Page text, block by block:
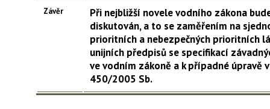
Závěr
Při nejbližší novele vodního zákona
diskutován, a to se zaměřením na
prioritních a nebezpečných prioritních
unijních předpisů se specifikací
ve vodním zákoně a k případné úpravě
450/2005 Sb.